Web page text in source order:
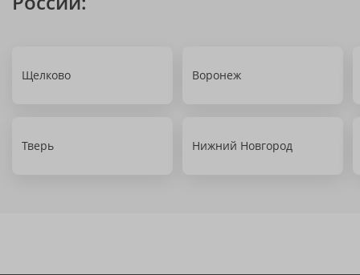
Щелково Воронеж
Тверь Нижний Новгород